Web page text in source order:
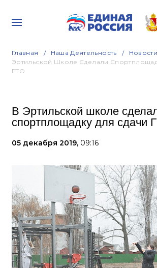
Главная Наша Деятельность Новости
Эртильской Школе Сделали
ГТО
В Эртильской школе
спортплощадку для сдачи
05 декабря 2019, 09:16